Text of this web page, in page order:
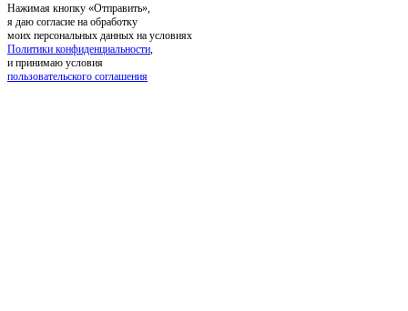
Нажимая кнопку «Отправить»,
я даю согласие на обработку
моих персональных данных на условиях
Политики конфиденциальности
и принимаю условия
пользовательского соглашения